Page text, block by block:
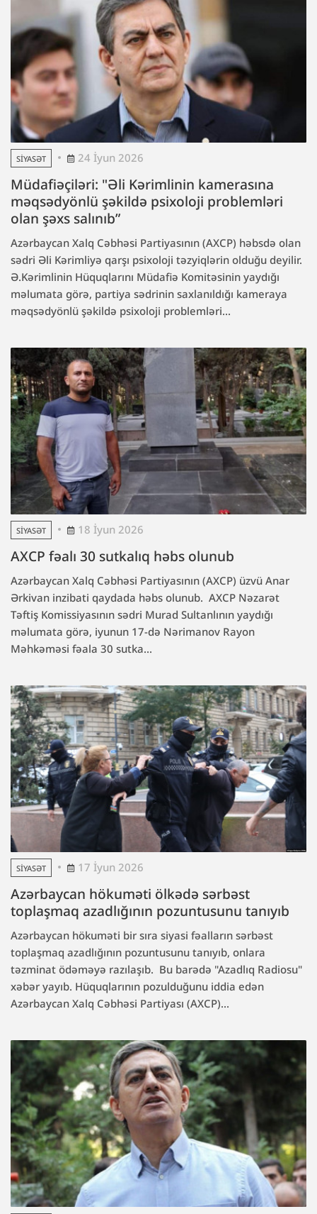
SIYASƏT 24 İyun 2026
Müdafiəçiləri: "Əli Kərimlinin kamerasına
məqsədyönlü şəkildə psixoloji problemləri
olan şəxs salınıb”
Azərbaycan Xalq Cəbhəsi Partiyasının (AXCP) həbsdə olan
sədri Əli Kərimliyə qarşı psixoloji təzyiqlərin olduğu deyilir.
Ə.Kərimlinin Hüquqlarını Müdafiə Komitəsinin yaydığı
məlumata görə, partiya sədrinin saxlanıldığı kameraya
məqsədyönlü şəkildə psixoloji problemləri...
SIYASƏT 18 İyun 2026
AXCP fəalı 30 sutkalıq həbs olunub
Azərbaycan Xalq Cəbhəsi Partiyasının (AXCP) üzvü Anar
Ərkivan inzibati qaydada həbs olunub. AXCP Nəzarət
Təftiş Komissiyasının sədri Murad Sultanlının yaydığı
məlumata görə, iyunun 17-də Nərimanov Rayon
Məhkəməsi fəala 30 sutka...
SIYASƏT 17 İyun 2026
Azərbaycan hökuməti ölkədə sərbəst
toplaşmaq azadlığının pozuntusunu tanıyıb
Azərbaycan hökuməti bir sıra siyasi fəalların sərbəst
toplaşmaq azadlığının pozuntusunu tanıyıb, onlara
təzminat ödəməyə razılaşıb. Bu barədə "Azadlıq Radiosu"
xəbər yayıb. Hüquqlarının pozulduğunu iddia edən
Azərbaycan Xalq Cəbhəsi Partiyası (AXCP)...